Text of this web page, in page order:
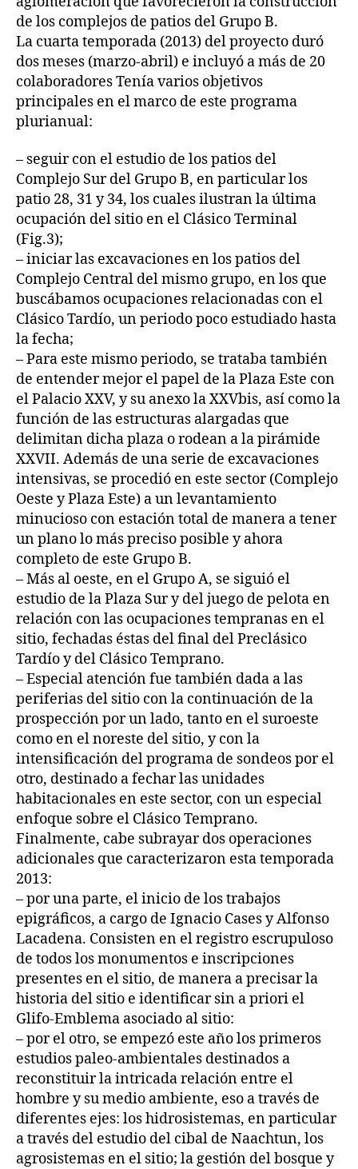
de los complejos de patios del Grupo B.
La cuarta temporada (2013) del proyecto duró
dos meses (marzo-abril) e incluyó a más de 20
colaboradores Tenía varios objetivos
principales en el marco de este programa
plurianual:
– seguir con el estudio de los patios del
Complejo Sur del Grupo B, en particular los
patio 28, 31 y 34, los cuales ilustran la última
ocupación del sitio en el Clásico Terminal
(Fig.3);
– iniciar las excavaciones en los patios del
Complejo Central del mismo grupo, en los que
buscábamos ocupaciones relacionadas con el
Clásico Tardío, un periodo poco estudiado hasta
la fecha;
– Para este mismo periodo, se trataba también
de entender mejor el papel de la Plaza Este con
el Palacio XXV, y su anexo la XXVbis, así como la
función de las estructuras alargadas que
delimitan dicha plaza o rodean a la pirámide
XXVII. Además de una serie de excavaciones
intensivas, se procedió en este sector (Complejo
Oeste y Plaza Este) a un levantamiento
minucioso con estación total de manera a tener
un plano lo más preciso posible y ahora
completo de este Grupo B.
– Más al oeste, en el Grupo A, se siguió el
estudio de la Plaza Sur y del juego de pelota en
relación con las ocupaciones tempranas en el
sitio, fechadas éstas del final del Preclásico
Tardío y del Clásico Temprano.
– Especial atención fue también dada a las
periferias del sitio con la continuación de la
prospección por un lado, tanto en el suroeste
como en el noreste del sitio, y con la
intensificación del programa de sondeos por el
otro, destinado a fechar las unidades
habitacionales en este sector, con un especial
enfoque sobre el Clásico Temprano.
Finalmente, cabe subrayar dos operaciones
adicionales que caracterizaron esta temporada
2013:
– por una parte, el inicio de los trabajos
epigráficos, a cargo de Ignacio Cases y Alfonso
Lacadena. Consisten en el registro escrupuloso
de todos los monumentos e inscripciones
presentes en el sitio, de manera a precisar la
historia del sitio e identificar sin a priori el
Glifo-Emblema asociado al sitio:
– por el otro, se empezó este año los primeros
estudios paleo-ambientales destinados a
reconstituir la intricada relación entre el
hombre y su medio ambiente, eso a través de
diferentes ejes: los hidrosistemas, en particular
a través del estudio del cibal de Naachtun, los
agrosistemas en el sitio; la gestión del bosque y